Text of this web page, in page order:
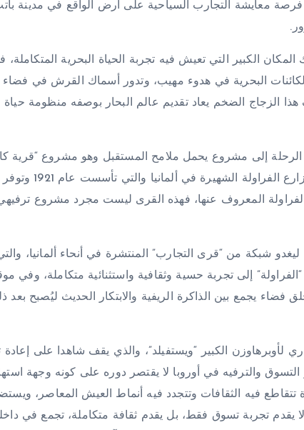
معايشة التجارب السياحية على أرض الواقع في مدينة
المكان الكبير التي تعيش فيه تجربة الحياة البحرية
البحرية في هدوء مهيب، وتدور أسماك القرش في فضاء
هذا الزجاج الضخم يعاد تقديم عالم البحار بوصفه منظومة
الرحلة إلى مشروع يحمل ملامح المستقبل وهو مشروع “قرية
سلسلة من القرى الترفيهية
الفراولة المعروف عنها، فهذه القرى ليست مجرد مشروع
شبكة من “قرى التجارب” المنتشرة في أنحاء ألمانيا،
إلى تجربة حسية وثقافية واستثنائية متكاملة، وفي
يجمع بين الذاكرة الريفية والابتكار الحديث ليُصبح بعد
لأوبرهاوزن الكبير “ويستفيلد”، والذي يقف شاهدا على إعادة
والترفيه في أوروبا لا يقتصر دوره على كونه وجهة
تتقاطع فيه الثقافات وتتجدد فيه أنماط العيش المعاصر،
يقدم تجربة تسوق فقط، بل يقدم ثقافة متكاملة، تجمع في